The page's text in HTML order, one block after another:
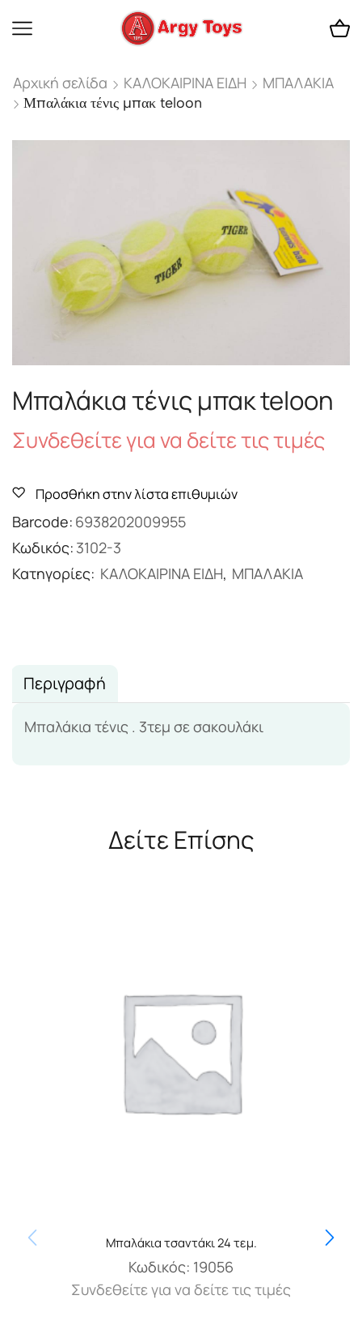
Αρχική σελίδα ΚΑΛΟΚΑΙΡΙΝΑ ΕΙΔΗ ΜΠΑΛΑΚΙΑ
Μπαλάκια τένις μπακ teloon
Μπαλάκια τένις μπακ teloon
Συνδεθείτε για να δείτε τις τιμές
Προσθήκη στην λίστα επιθυμιών
Barcode: 6938202009955
Κωδικός: 3102-3
Κατηγορίες: ΚΑΛΟΚΑΙΡΙΝΑ ΕΙΔΗ, ΜΠΑΛΑΚΙΑ
Περιγραφή
Μπαλάκια τένις . 3τεμ σε σακουλάκι
Δείτε Επίσης
Μπαλάκια τσαντάκι 24 τεμ.
Κωδικός: 19056
Συνδεθείτε για να δείτε τις τιμές